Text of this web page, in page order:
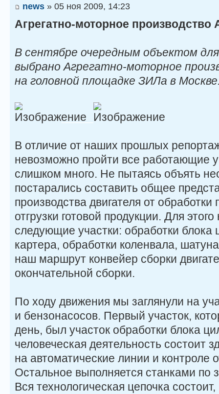
news » 05 ноя 2009, 14:23
Агрегатно-моторное
В сентябре очередным объектом
выбрано Агрегатно-моторное
на головной площадке ЗИЛа в
_____
В отличие от наших прошлых
невозможно пройти все работающие
слишком много. Не пытаясь объять
постарались составить общее
производства двигателя от
отгрузки готовой продукции. Для
следующие участки: обработки блока
картера, обработки коленвала,
наш маршрут конвейер сборки
окончательной сборки.
По ходу движения мы заглянули на
и бензонасосов. Первый участок,
день, был участок обработки блока
человеческая деятельность состоит
на автоматические линии и контроле
Остальное выполняется станками
Вся технологическая цепочка